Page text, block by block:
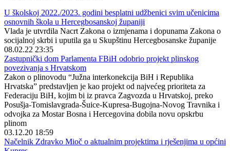
U školskoj 2022./2023. godini besplatni udžbenici svim učenicima
osnovnih škola u Hercegbosanskoj županiji
Vlada je utvrdila Nacrt Zakona o izmjenama i dopunama Zakona o
socijalnoj skrbi i uputila ga u Skupštinu Hercegbosanske županije
08.02.22 23:35
Zastupnički dom Parlamenta FBiH odobrio projekt plinskog
povezivanja s Hrvatskom
Zakon o plinovodu “Južna interkonekcija BiH i Republika
Hrvatska” predstavljen je kao projekt od najvećeg prioriteta za
Federaciju BiH, kojim bi iz pravca Zagvozda u Hrvatskoj, preko
Posušja-Tomislavgrada-Šuice-Kupresa-Bugojna-Novog Travnika i
odvojka za Mostar Bosna i Hercegovina dobila novu opskrbu
plinom
03.12.20 18:59
Načelnik Zdravko Mioč o aktualnim projektima i rješenjima u općini